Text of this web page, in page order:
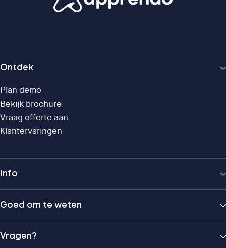
Ontdek
Plan demo
Bekijk brochure
Vraag offerte aan
Klantervaringen
Info
Goed om te weten
Vragen?